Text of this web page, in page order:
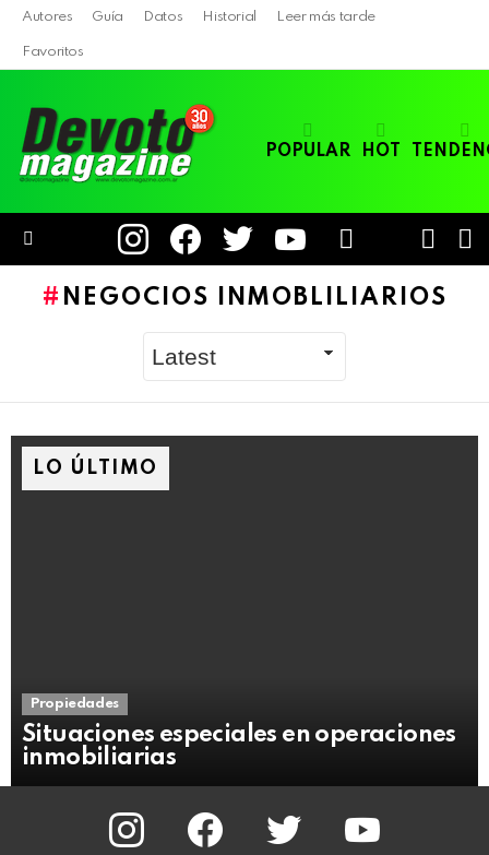
Autores Guía Datos Historial Leer más tarde
Favoritos
POPULAR HOT
instagramfacebooktwitter youtube
SKIN
NEGOCIOS INMOBLILIARIOS
LO ÚLTIMO
Propiedades
Situaciones especiales en operaciones
inmobiliarias
instagram facebook twitter youtube